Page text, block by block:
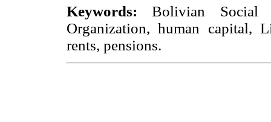
Keywords:Bolivian Social
Organization, human capital,
rents, pensions.